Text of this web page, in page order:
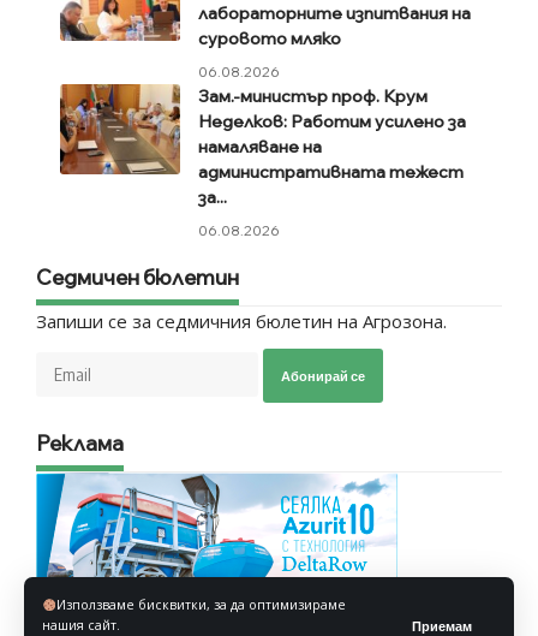
Използваме бисквитки, за да оптимизираме
нашия сайт.
Приемам
лабораторните изпитвания на
суровото мляко
06.08.2026
Зам.-министър проф. Крум
Неделков: Работим усилено за
намаляване на
административната тежест
за...
06.08.2026
Седмичен бюлетин
Запиши се за седмичния бюлетин на Агрозона.
Абонирай се
Реклама